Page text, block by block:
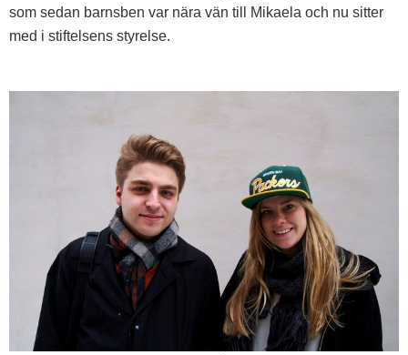
som sedan barnsben var nära vän till Mikaela och nu sitter
med i stiftelsens styrelse.